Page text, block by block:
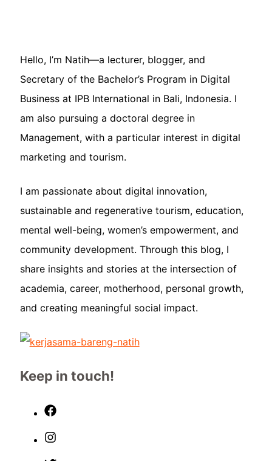
Hello, I’m Natih—a lecturer, blogger, and
Secretary of the Bachelor’s Program in Digital
Business at IPB International in Bali, Indonesia. I
am also pursuing a doctoral degree in
Management, with a particular interest in digital
marketing and tourism.
I am passionate about digital innovation,
sustainable and regenerative tourism, education,
mental well-being, women’s empowerment, and
community development. Through this blog, I
share insights and stories at the intersection of
academia, career, motherhood, personal growth,
and creating meaningful social impact.
Keep in touch!